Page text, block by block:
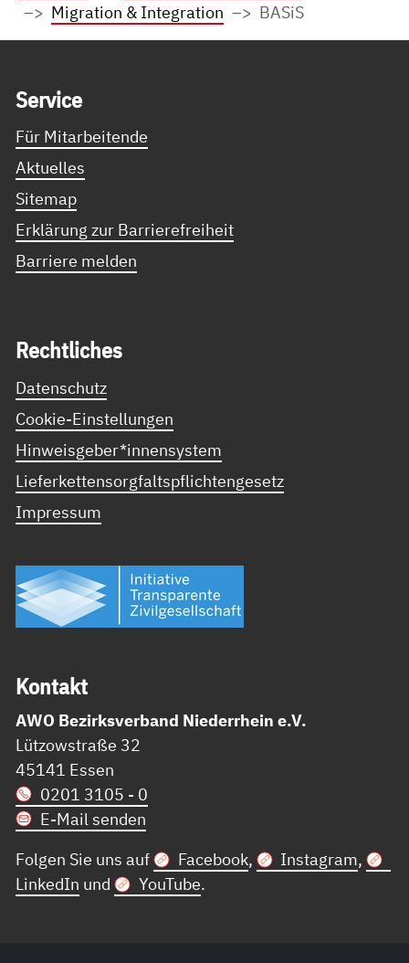
Migration & Integration
BASiS
Ser­vice
Für Mitarbeitende
Aktuelles
Sitemap
Erklärung zur Barrierefreiheit
Barriere melden
Recht­li­ches
Datenschutz
Cookie-Einstellungen
Hinweisgeber*innensystem
Lieferkettensorgfaltspflichtengesetz
Impressum
Kon­takt
AWO Bezirksverband Niederrhein e.V.
Lützowstraße 32
45141 Essen
0201 3105 - 0
E-Mail senden
Folgen Sie uns auf
Facebook, Instagram,
LinkedIn und YouTube.